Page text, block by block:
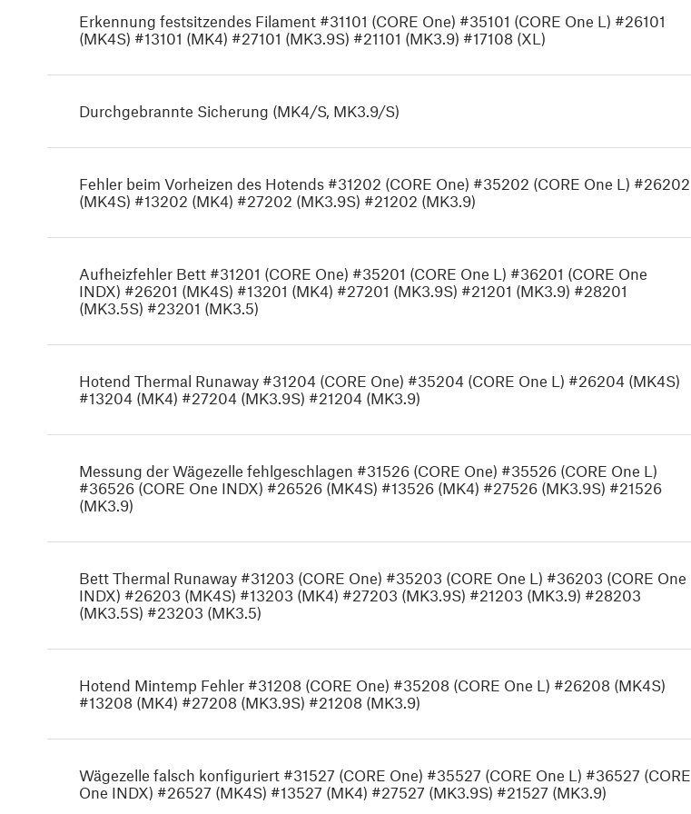
Erkennung festsitzendes Filament #31101 (CORE One) #35101 (CORE One L) #26101
(MK4S) #13101 (MK4) #27101 (MK3.9S) #21101 (MK3.9) #17108 (XL)
Durchgebrannte Sicherung (MK4/S, MK3.9/S)
Fehler beim Vorheizen des Hotends #31202 (CORE One) #35202 (CORE One L) #26202
(MK4S) #13202 (MK4) #27202 (MK3.9S) #21202 (MK3.9)
Aufheizfehler Bett #31201 (CORE One) #35201 (CORE One L) #36201 (CORE One
INDX) #26201 (MK4S) #13201 (MK4) #27201 (MK3.9S) #21201 (MK3.9) #28201
(MK3.5S) #23201 (MK3.5)
Hotend Thermal Runaway #31204 (CORE One) #35204 (CORE One L) #26204 (MK4S)
#13204 (MK4) #27204 (MK3.9S) #21204 (MK3.9)
Messung der Wägezelle fehlgeschlagen #31526 (CORE One) #35526 (CORE One L)
#36526 (CORE One INDX) #26526 (MK4S) #13526 (MK4) #27526 (MK3.9S) #21526
(MK3.9)
Bett Thermal Runaway #31203 (CORE One) #35203 (CORE One L) #36203 (CORE One
INDX) #26203 (MK4S) #13203 (MK4) #27203 (MK3.9S) #21203 (MK3.9) #28203
(MK3.5S) #23203 (MK3.5)
Hotend Mintemp Fehler #31208 (CORE One) #35208 (CORE One L) #26208 (MK4S)
#13208 (MK4) #27208 (MK3.9S) #21208 (MK3.9)
Wägezelle falsch konfiguriert #31527 (CORE One) #35527 (CORE One L) #36527 (CORE
One INDX) #26527 (MK4S) #13527 (MK4) #27527 (MK3.9S) #21527 (MK3.9)